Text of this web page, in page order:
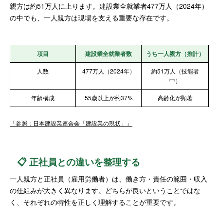
親方は約51万人に上ります。建設業全就業者477万人（2024年）
の中でも、一人親方は現場を支える重要な存在です。
項目 建設業全就業者数 うち一人親方（推計）
人数 477万人（2024年）
約51万人（技能者
中）
年齢構成 55歳以上が約37% 高齢化が顕著
「参照：日本建設業連合会「建設業の現状」」
📋 正社員との違いを整理する
一人親方と正社員（雇用労働者）は、働き方・責任の範囲・収入
の仕組みが大きく異なります。どちらが良いということではな
く、それぞれの特性を正しく理解することが重要です。